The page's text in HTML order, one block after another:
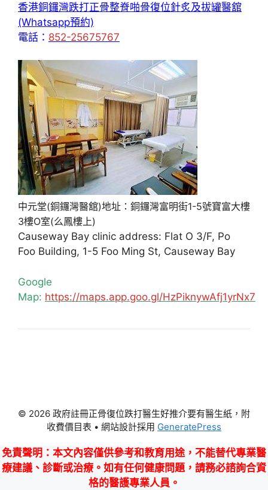
香港銅鑼灣跌打正骨整脊啪骨復位針炙及拔罐醫舘
(Whatsapp預約)
電話： 852-25675767
中元堂(銅鑼灣醫舘)地址：銅鑼灣富明街1-5號寶富大樓
3樓O室(么鳳樓上)
Causeway Bay clinic address: Flat O 3/F, Po
Foo Building, 1-5 Foo Ming St, Causeway Bay
Google
Map: https://maps.app.goo.gl/HzPiknywAfj1yrNx7
© 2026 政府註冊正骨復位跌打醫生好推介要有醫生紙，附
收費價目表 • 網站設計採用 GeneratePress
免責聲明 ：本文內容僅供參考和教育用途，不能替代專業醫
療建議、診斷或治療。如有任何健康問題，請務必諮詢合資
格的醫護專業人員。